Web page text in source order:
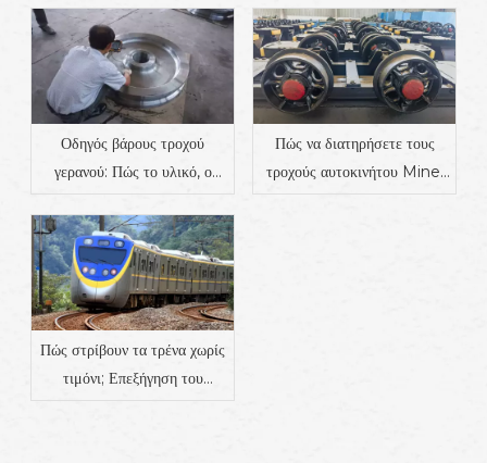
Οδηγός βάρους τροχού
γερανού: Πώς το υλικό, ο
επηρεάζουν το βάρος |
Προμηθευτής εξαρτημάτων
βιομηχανικής σιδηροτροχιάς
Πώς να διατηρήσετε τους
τροχούς αυτοκινήτου Mine;
Πώς στρίβουν τα τρένα χωρίς
τιμόνι; Επεξήγηση του